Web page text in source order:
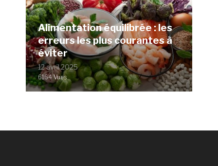
Alimentation équilibrée : les
erreurs les plus courantes à
éviter
12 avril 2025
6164 Vues